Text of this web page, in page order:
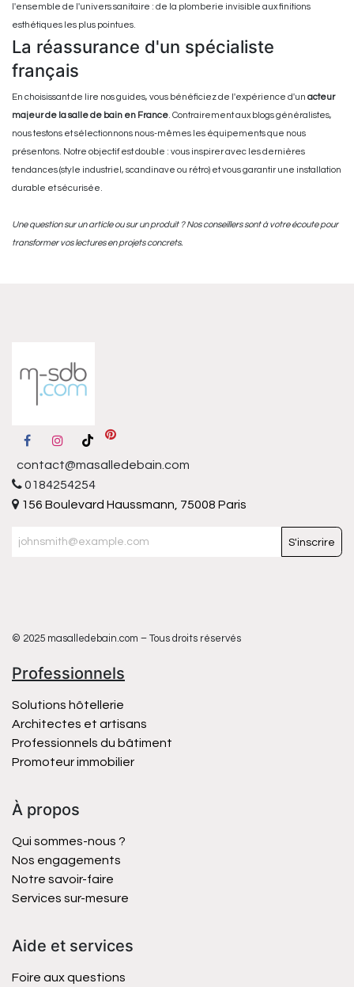
l'ensemble de l'univers sanitaire : de la plomberie invisible aux finitions
esthétiques les plus pointues.
La réassurance d'un spécialiste
français
En choisissant de lire nos guides, vous bénéficiez de l'expérience d'un acteur
majeur de la salle de bain en France. Contrairement aux blogs généralistes,
nous testons et sélectionnons nous-mêmes les équipements que nous
présentons. Notre objectif est double : vous inspirer avec les dernières
tendances (style industriel, scandinave ou rétro) et vous garantir une installation
durable et sécurisée.
Une question sur un article ou sur un produit ? Nos conseillers sont à votre écoute pour
transformer vos lectures en projets concrets.
contact@masalledebain.com
0184254254
156 Boulevard Haussmann, 75008 Paris
S'inscrire
© 2025 masalledebain.com – Tous droits réservés
Professionnels
Solutions hôtellerie
Architectes et artisans
Professionnels du bâtiment
Promoteur immobilier
À propos
Qui sommes-nous ?
Nos engagements
Notre savoir-faire
Services sur-mesure
Aide et services
Foire aux questions